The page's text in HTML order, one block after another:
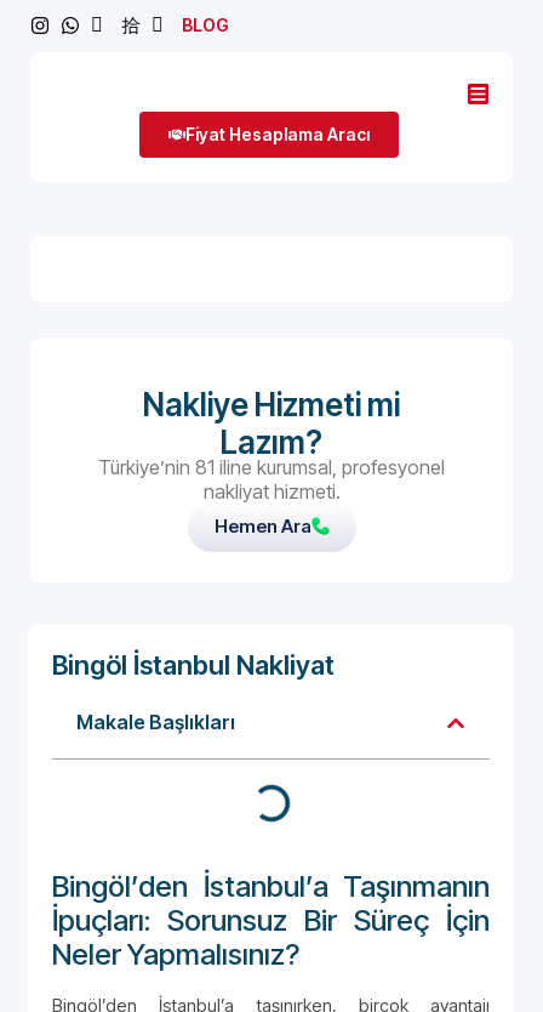
BLOG
Fiyat Hesaplama Aracı
Nakliye Hizmeti mi
Lazım?
Türkiye’nin 81 iline kurumsal, profesyonel
nakliyat hizmeti.
Hemen Ara
Bingöl İstanbul Nakliyat
Makale Başlıkları
Bingöl’den İstanbul’a Taşınmanın
İpuçları: Sorunsuz Bir Süreç İçin
Neler Yapmalısınız?
Bingöl’den İstanbul’a taşınırken, birçok avantajı